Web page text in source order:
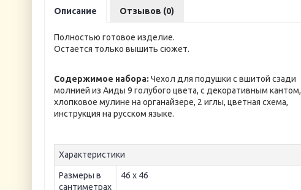
Описание Отзывов (0)
Полностью готовое изделие.
Остается только вышить сюжет.
Содержимое набора: Чехол для подушки с вшитой сзади
молнией из Аиды 9 голубого цвета, с декоративным кантом,
хлопковое мулине на органайзере, 2 иглы, цветная схема,
инструкция на русском языке.
Характеристики
Размеры в
сантиметрах
46 х 46